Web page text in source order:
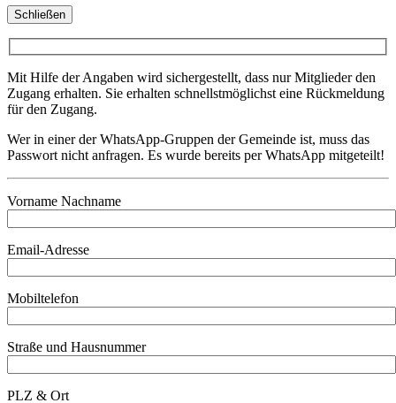
Schließen
Mit Hilfe der Angaben wird sichergestellt, dass nur Mitglieder den
Zugang erhalten. Sie erhalten schnellstmöglichst eine Rückmeldung
für den Zugang.
Wer in einer der WhatsApp-Gruppen der Gemeinde ist, muss das
Passwort nicht anfragen. Es wurde bereits per WhatsApp mitgeteilt!
Vorname Nachname
Email-Adresse
Mobiltelefon
Straße und Hausnummer
PLZ & Ort